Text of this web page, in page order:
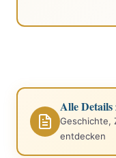
Alle Details
Geschichte,
entdecken